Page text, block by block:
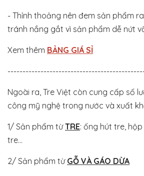
- Thỉnh thoảng nên đem sản phẩm
tránh nắng gắt vì sản phẩm dễ nứt
Xem thêm BẢNG GIÁ SỈ
Ngoài ra, Tre Việt còn cung cấp số
công mỹ nghệ trong nước và xuất
1/ Sản phẩm từTRE: ống hút tre,
tre...
2/ Sản phẩm từ GỖ VÀ GÁO DỪA